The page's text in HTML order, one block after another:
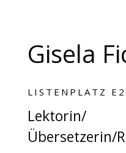
Gisela
LISTENPLATZ E2
Lektorin/
Übersetzerin/